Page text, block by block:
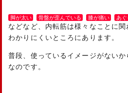
脚が太い 骨盤が歪んでいる 膝が痛い あ
などなど、内転筋は様々なことに関
わかりにくいところにあります。
普段、使っているイメージがない
なのです。